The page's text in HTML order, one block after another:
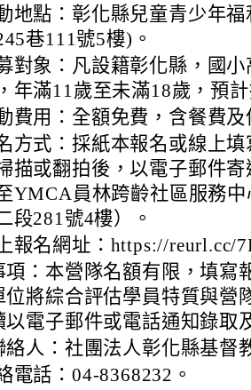
地點：彰化縣兒童青少年
巷111號5樓)。
對象：凡設籍彰化縣，國
年滿11歲至未滿18歲，預
費用：全額免費，含餐費及
方式：採紙本報名或線上
描或翻拍後，以電子郵件
YMCA員林跨齡社區服務
段281號4樓）。
報名網址：https://reurl.cc/
項：本營隊名額有限，填寫
位將綜合評估學員特質與營
以電子郵件或電話通知錄取
絡人：社團法人彰化縣基督
電話：04-8368232。